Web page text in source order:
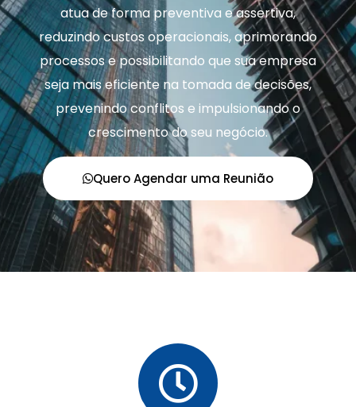
atua de forma preventiva e assertiva,
reduzindo custos operacionais, aprimorando
processos e possibilitando que sua empresa
seja mais eficiente na tomada de decisões,
prevenindo conflitos e impulsionando o
crescimento do seu negócio.
Quero Agendar uma Reunião